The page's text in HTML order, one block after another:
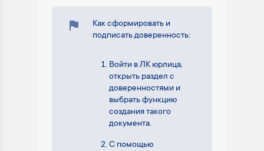
Как сформировать и
подписать доверенность:
Войти в ЛК юрлица,
открыть раздел с
доверенностями и
выбрать функцию
создания такого
документа.
С помощью